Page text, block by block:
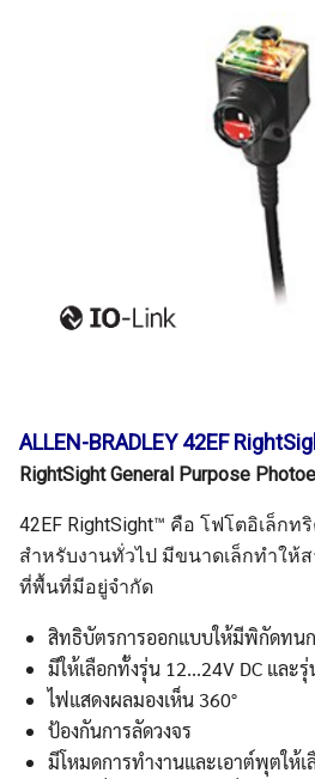
ALLEN-BRADLEY 42EF
RightSight General Purpose
42EF RightSight™ คือ โฟโตอิเล็ก
สำหรับงานทั่วไป มีขนาดเล็กทำให้
ที่พื้นที่มีอยู่จำกัด
สิทธิบัตรการออกแบบให้มีพิกัดทนก
มีให้เลือกทั้งรุ่น 12...24V DC และ
ไฟแสดงผลมองเห็น 360°
ป้องกันการลัดวงจร
มีโหมดการทำงานและเอาต์พุตให้